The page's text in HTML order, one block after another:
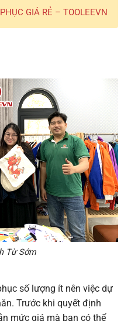
GIÁ RẺ – TOOLEEVN
Từ Sớm
số lượng ít nên việc dự
Trước khi quyết định
mức giá mà bạn có thể